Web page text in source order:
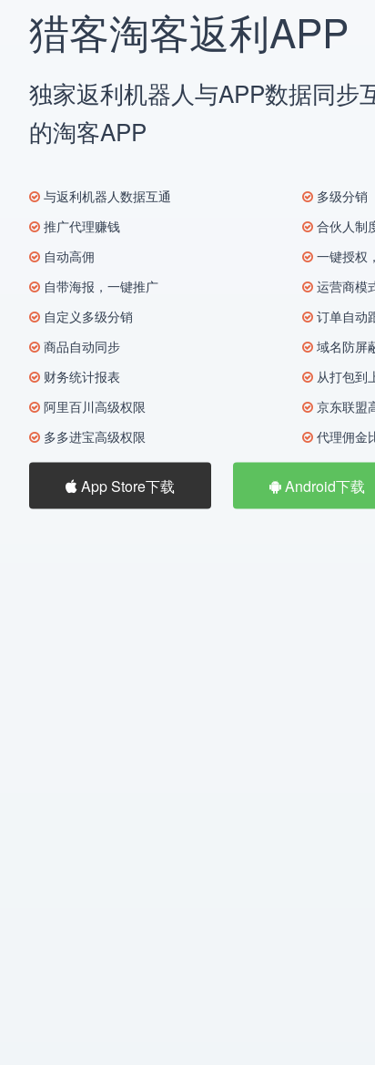
猎客淘客返利APP
独家返利机器人与APP数据同步
的淘客APP
与返利机器人数据互通
多级分销
推广代理赚钱
合伙人制
自动高佣
一键授权
自带海报，一键推广
运营商模
自定义多级分销
订单自动
商品自动同步
域名防屏
财务统计报表
从打包到
阿里百川高级权限
京东联盟
多多进宝高级权限
代理佣金
App Store下载 Android下载